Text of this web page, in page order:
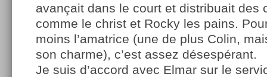
avançait dans le court et distribuait des
comme le christ et Rocky les pains.
moins l’amatrice (une de plus Colin,
son charme), c’est assez désespérant.
Je suis d’accord avec Elmar sur le